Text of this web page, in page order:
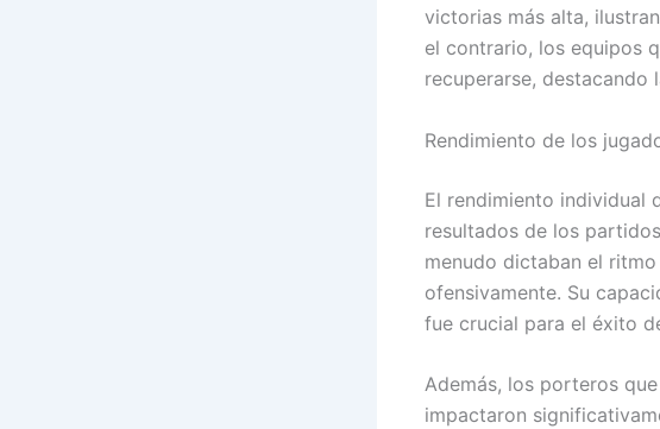
victorias más alta,
el contrario, los equipos
recuperarse,
Rendimiento de los
El rendimiento individual
resultados de los
menudo dictaban el
ofensivamente. Su
fue crucial para el éxito
Además, los porteros
impactaron